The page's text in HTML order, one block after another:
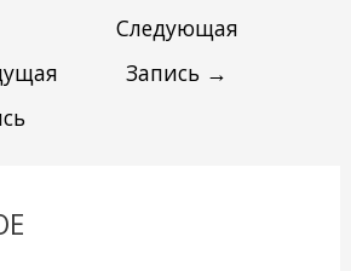
Следующая
Запись →